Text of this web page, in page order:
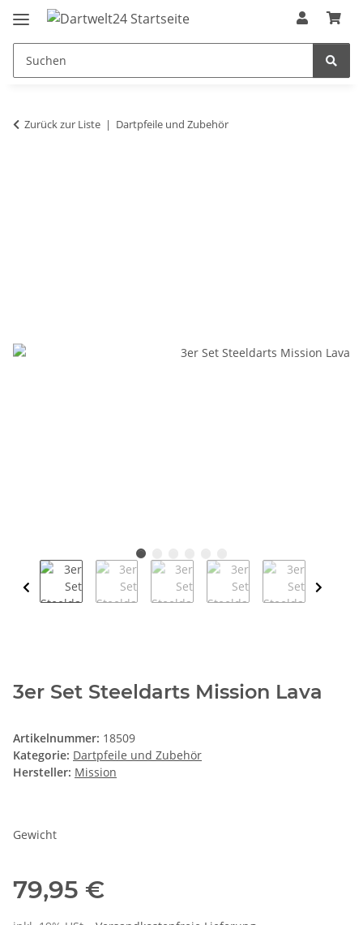
Zurück zur Liste Dartpfeile und Zubehör
3er Set Steeldarts Mission Lava
Artikelnummer: 18509
Kategorie: Dartpfeile und Zubehör
Hersteller: Mission
Gewicht
79,95 €